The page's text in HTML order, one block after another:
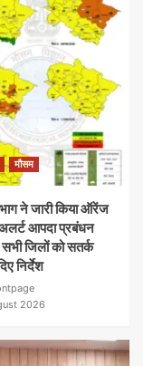
मौसम
ने जारी किया ऑरेंज
आपदा प्रबंधन
सभी जिलों को सतर्क
निर्देश
2026